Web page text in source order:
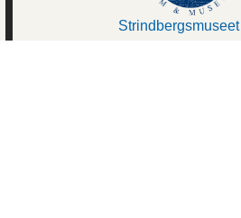
Strindbergsmuseet